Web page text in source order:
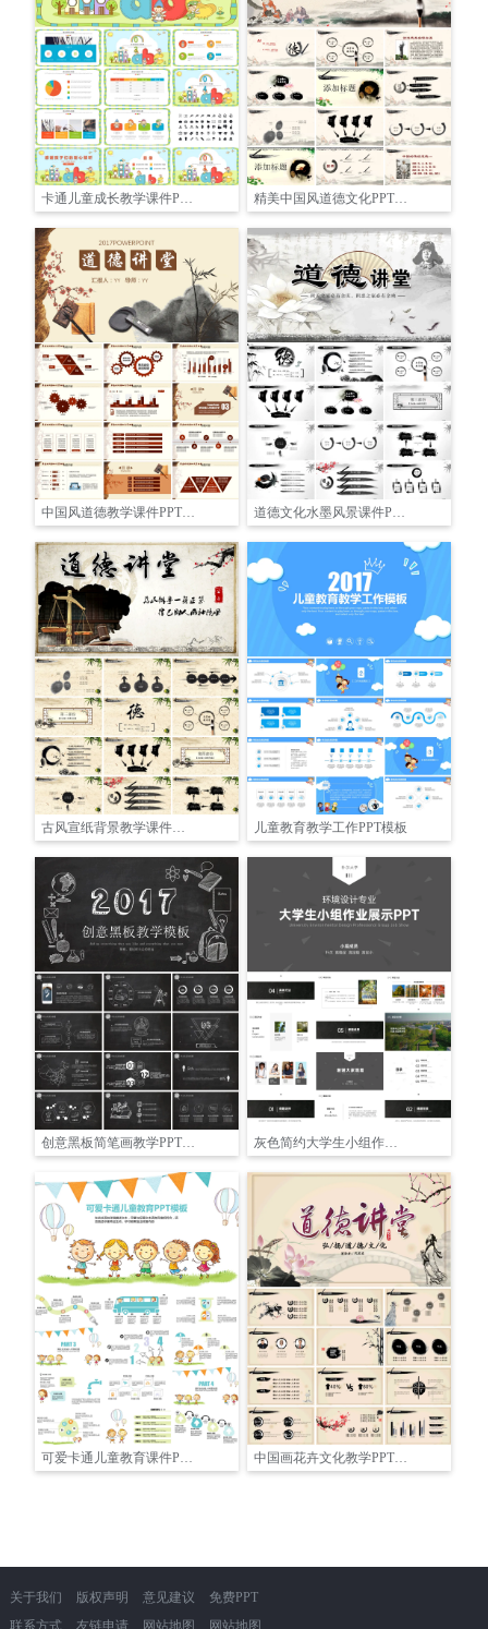
中国风道德教学课件PPT模板 道德文化水墨风景课件PPT模板
古风宣纸背景教学课件讲座PPT模板 儿童教育教学工作PPT模板
创意黑板简笔画教学PPT模板 灰色简约大学生小组作业展示PPT
可爱卡通儿童教育课件PPT模板 中国画花卉文化教学PPT模板
关于我们
联系方式
版权声明
友链申请
意见建议
网站地图
免费PPT
网站地图